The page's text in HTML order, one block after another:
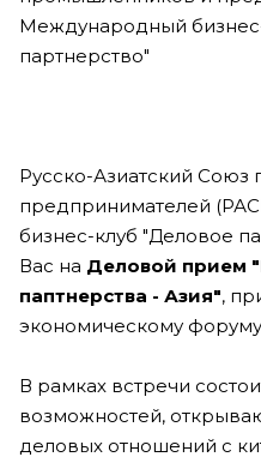
Международный
партнерство"
Русско-Азиатский
предпринимателей
бизнес-клуб "Деловое
Вас на Деловой прием
паптнерства - Азия",
экономическому
В рамках встречи
возможностей,
деловых отношений с